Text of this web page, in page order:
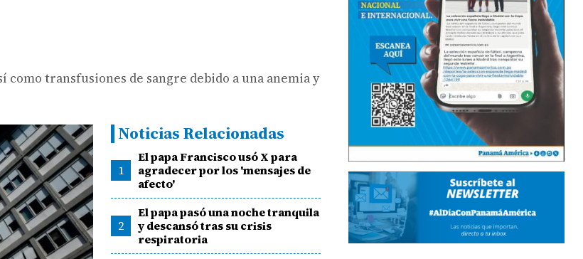
transfusiones de sangre debido a una anemia y
Noticias Relacionadas
1
El papa Francisco usó X para
agradecer por los 'mensajes de
afecto'
2
El papa pasó una noche tranquila
y descansó tras su crisis
respiratoria